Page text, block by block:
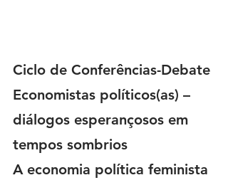
Ciclo de Conferências-Debate
Economistas políticos(as) –
diálogos esperançosos em
tempos sombrios
A economia política feminista